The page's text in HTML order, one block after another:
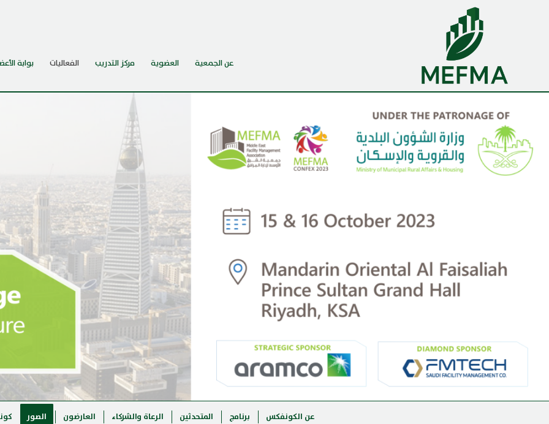
عن الجمعية العضوية مركز التدريب الفعاليات بوابة
عن الكونفكس برنامج المتحدثين الرعاة والشركاء العارضون الصور